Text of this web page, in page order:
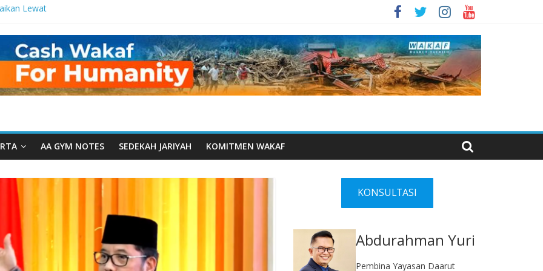
Lewat
Manfaat
dari Serua:
Yayasan
Tauhiid
Ketika
Wakaf
Wakaf
AA GYM NOTES SEDEKAH JARIYAH KOMITMEN WAKAF
KONSULTASI
Abdurahman Yuri
Pembina Yayasan Daarut